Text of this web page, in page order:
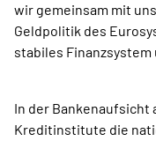
wir gemeinsam mit
Geldpolitik des
stabiles Finanzsystem
In der Bankenaufsicht
Kreditinstitute die